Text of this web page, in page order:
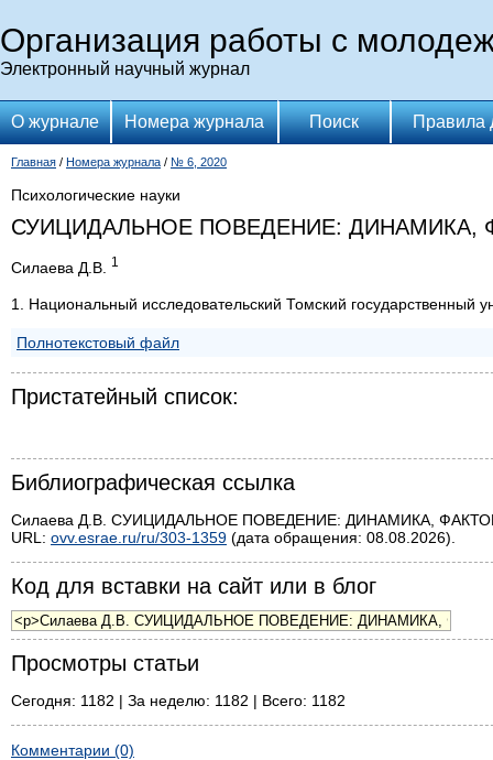
Организация работы с
Электронный научный журнал
О журнале Номера журнала Поиск Правила
Главная / Номера журнала / № 6, 2020
Психологические науки
СУИЦИДАЛЬНОЕ ПОВЕДЕНИЕ: ДИНАМИКА,
Силаева Д.В. 1
1. Национальный исследовательский Томский государственный
Полнотекстовый файл
Пристатейный список:
Библиографическая ссылка
Силаева Д.В. СУИЦИДАЛЬНОЕ ПОВЕДЕНИЕ: ДИНАМИКА,
URL: ovv.esrae.ru/ru/303-1359 (дата обращения: 08.08.2026).
Код для вставки на сайт или в блог
Просмотры статьи
Сегодня: 1182 | За неделю: 1182 | Всего: 1182
Комментарии (0)